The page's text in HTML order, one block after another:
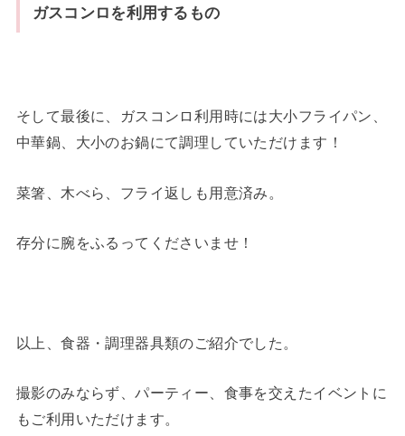
ガスコンロを利用するもの
そして最後に、ガスコンロ利用時には大小フライパン、
中華鍋、大小のお鍋にて調理していただけます！
菜箸、木べら、フライ返しも用意済み。
存分に腕をふるってくださいませ！
以上、食器・調理器具類のご紹介でした。
撮影のみならず、パーティー、食事を交えたイベントに
もご利用いただけます。